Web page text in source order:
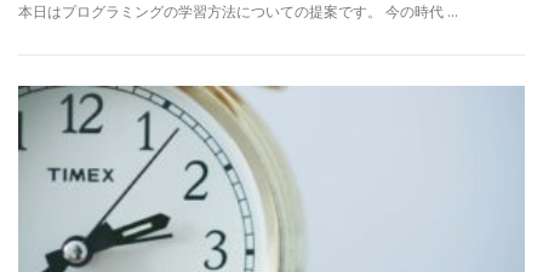
本日はプログラミングの学習方法についての提案です。 今の時代 …